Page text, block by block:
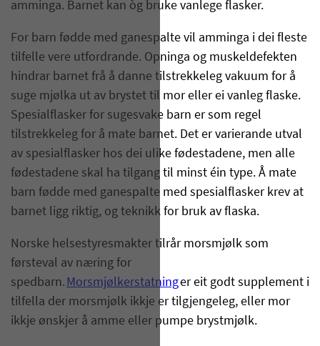
amminga. Barnet kan òg bruke vanlege flasker.
For barn fødde med ganespalte vil amminga i dei fleste
tilfelle vere utfordrande. Opninga og muskeldefekten
hindrar barnet frå å danne tilstrekkeleg vakuum for å
suge mjølka ut av brystet til mor eller ei vanleg flaske.
Spesialflasker for sugesvake barn er som regel
tilstrekkeleg for å mate barnet. Det er varierande utval
av spesialflasker hos dei ulike fødestadene, men alle
fødestadene skal ha tilgang til minst éin type. Å mate
barn fødde med ganespalte med spesialflasker krev at
barnet ligg riktig, og teknikk for bruk av flaska.
Norske helsestyresmakter tilrår morsmjølk som
førsteval av næring for
spedbarn. Morsmjølkerstatninger eit godt supplement i
tilfella der morsmjølk ikkje er tilgjengeleg, eller mor
ikkje ønskjer å amme eller pumpe brystmjølk.